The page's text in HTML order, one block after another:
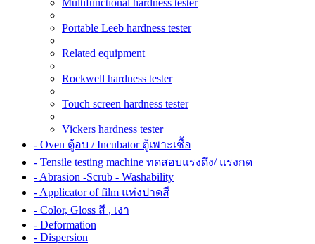
Portable Leeb hardness tester
Related equipment
Rockwell hardness tester
Touch screen hardness tester
Vickers hardness tester
- Oven ตู้อบ / Incubator ตู้เพาะเชื้อ
- Tensile testing machine ทดสอบแรงดึง/ แรงกด
- Abrasion -Scrub - Washability
- Applicator of film แท่งปาดสี
- Color, Gloss สี , เงา
- Deformation
- Dispersion